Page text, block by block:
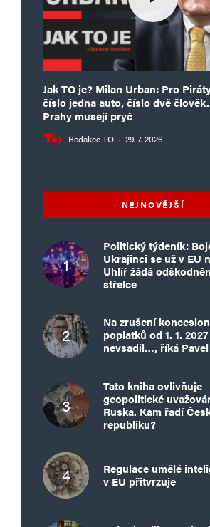
Jak TO je? Milan Urban: Pro
číslo jedna auto, číslo dvě
Prahy musejí pryč
Redakce TO · 29. 7. 2026
NEJNOVĚJŠÍ
Politický týdeník:
Ukrajinci se už v EU
Uhlíř žádá
střelce
Na zrušení
poplatků od 1. 1.
nevsadil…, říká
Tato kniha ovlivňuje
geopolitické
Ruska. Kam řadí
republiku?
Regulace umělé
v EU přitvrzuje